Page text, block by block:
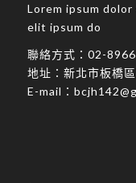
Lorem ipsum
elit ipsum do
聯絡方式： 02-
地址： 新北市板橋
E-mail：